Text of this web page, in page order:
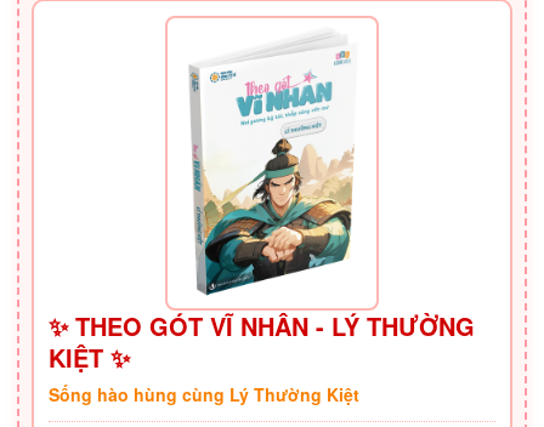
✨ THEO GÓT VĨ NHÂN - LÝ THƯỜNG
KIỆT ✨
Sống hào hùng cùng Lý Thường Kiệt